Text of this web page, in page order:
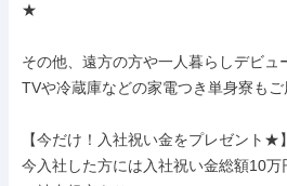
★
その他、遠方の方や一人暮らしデビュ
TVや冷蔵庫などの家電つき単身寮もご
【今だけ！入社祝い金をプレゼント★】
今入社した方には入社祝い金総額10万